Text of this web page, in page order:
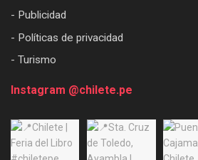
- Publicidad
- Políticas de privacidad
- Turismo
Instagram @chilete.pe